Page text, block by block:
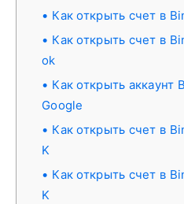
Как открыть счет в
Как открыть счет в
ok
Как открыть
Google
Как открыть счет в
K
Как открыть счет в
K